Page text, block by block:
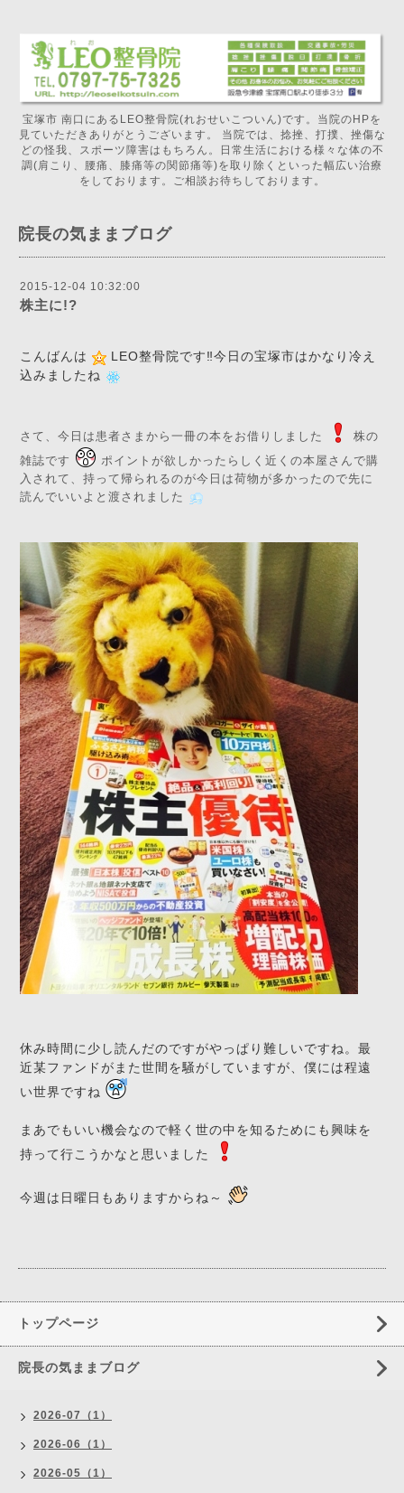
宝塚市 南口にあるLEO整骨院(れおせいこついん)です。当院のHPを
見ていただきありがとうございます。 当院では、捻挫、打撲、挫傷な
どの怪我、スポーツ障害はもちろん。日常生活における様々な体の不
調(肩こり、腰痛、膝痛等の関節痛等)を取り除くといった幅広い治療
をしております。ご相談お待ちしております。
院長の気ままブログ
2015-12-04 10:32:00
株主に!?
こんばんは
LEO整骨院です‼️今日の宝塚市はかなり冷え
込みましたね
さて、今日は患者さまから一冊の本をお借りしました
株の
雑誌です
ポイントが欲しかったらしく近くの本屋さんで購
入されて、持って帰られるのが今日は荷物が多かったので先に
読んでいいよと渡されました
休み時間に少し読んだのですがやっぱり難しいですね。最
近某ファンドがまた世間を騒がしていますが、僕には程遠
い世界ですね
まあでもいい機会なので軽く世の中を知るためにも興味を
持って行こうかなと思いました
今週は日曜日もありますからね～
トップページ
院長の気ままブログ
2026-07（1）
2026-06（1）
2026-05（1）